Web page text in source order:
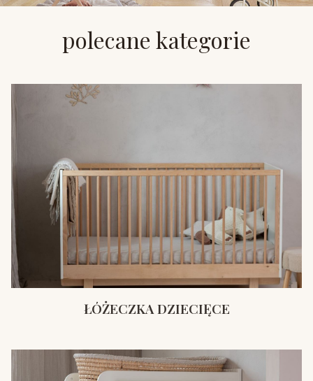
polecane kategorie
ŁÓŻECZKA DZIECIĘCE